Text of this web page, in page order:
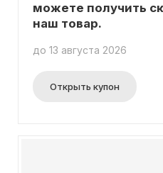
можете получить
наш товар.
до 13 августа 2026
Открыть купон